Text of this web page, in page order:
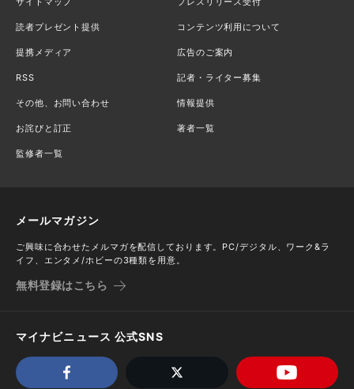
読者プレゼント提供 コンテンツ利用について
提携メディア 広告のご案内
RSS 記者・ライター募集
その他、お問い合わせ 情報提供
お詫びと訂正 著者一覧
監修者一覧
メールマガジン
ご興味に合わせたメルマガを配信しております。PC/デジタル、ワーク&ラ
イフ、エンタメ/ホビーの3種類を用意。
無料登録はこちら
マイナビニュース 公式SNS